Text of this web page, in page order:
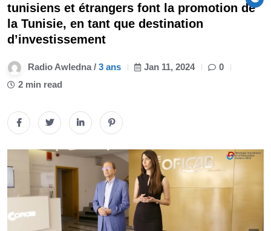
tunisiens et étrangers font la promotion de
la Tunisie, en tant que destination
d’investissement
Radio Awledna / 3 ans Jan 11, 2024
0
2 min read